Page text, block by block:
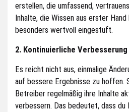
erstellen, die umfassend,
Inhalte, die Wissen aus erster
besonders wertvoll eingestuft.
2. Kontinuierliche Verbesserung
Es reicht nicht aus, einmalige
auf bessere Ergebnisse zu hoffen.
Betreiber regelmäßig ihre Inhalte
verbessern. Das bedeutet, dass du